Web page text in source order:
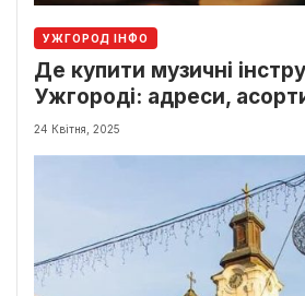
УЖГОРОД ІНФО
Де купити музичні
Ужгороді: адреси,
24 Квітня, 2025